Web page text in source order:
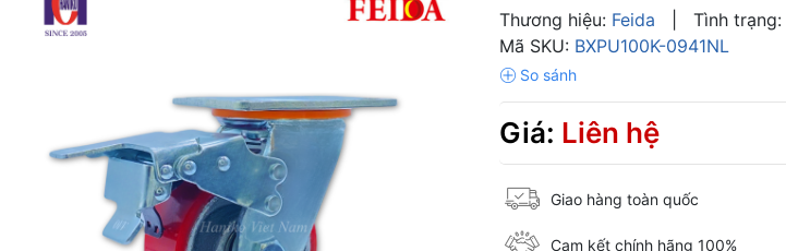
Thương hiệu: Feida Tình trạng:
Mã SKU: BXPU100K-0941NL
Giá: Liên hệ
Giao hàng toàn quốc
Cam kết chính hãng 100%